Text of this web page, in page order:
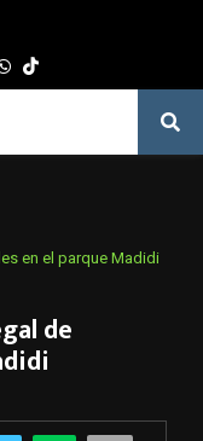
Whatsapp
en el parque Madidi
de